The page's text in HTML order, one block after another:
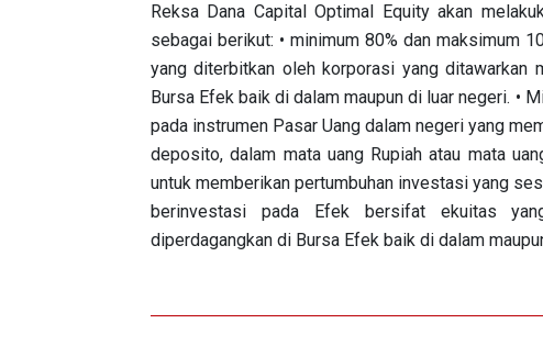
Reksa Dana Capital Optimal Equity akan
sebagai berikut: • minimum 80% dan maksimum
yang diterbitkan oleh korporasi yang ditawarkan
Bursa Efek baik di dalam maupun di luar negeri. •
pada instrumen Pasar Uang dalam negeri yang
deposito, dalam mata uang Rupiah atau mata
untuk memberikan pertumbuhan investasi yang
berinvestasi pada Efek bersifat ekuitas
diperdagangkan di Bursa Efek baik di dalam